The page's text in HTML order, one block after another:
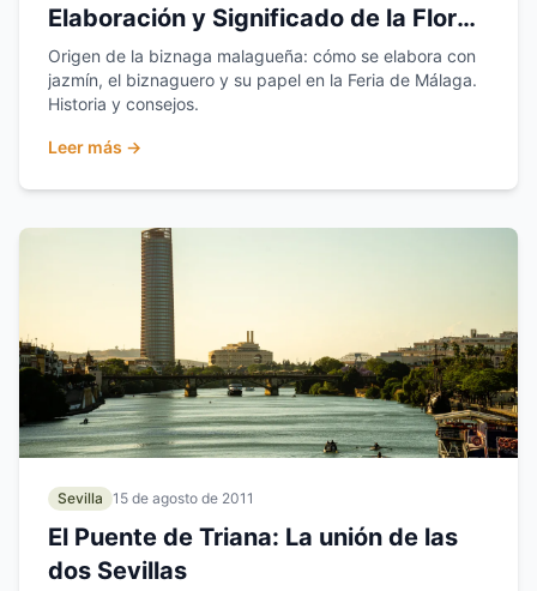
Elaboración y Significado de la Flor
de Málaga
Origen de la biznaga malagueña: cómo se elabora con
jazmín, el biznaguero y su papel en la Feria de Málaga.
Historia y consejos.
Leer más →
Sevilla 15 de agosto de 2011
El Puente de Triana: La unión de las
dos Sevillas